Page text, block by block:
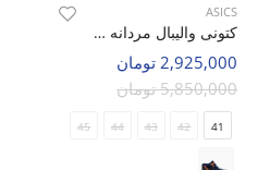
ASICS
کتونی والیبال مردانه اسیکس Asics Gel-Volley Mid M
2,925,000 تومان
5,850,000 تومان
41
42
43
44
45